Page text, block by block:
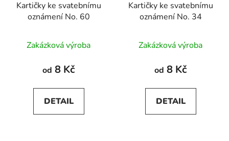
Kartičky ke svatebnímu
oznámení No. 60
Zakázková výroba
od 8 Kč
DETAIL
Kartičky ke svatebnímu
oznámení No. 34
Zakázková výroba
od 8 Kč
DETAIL